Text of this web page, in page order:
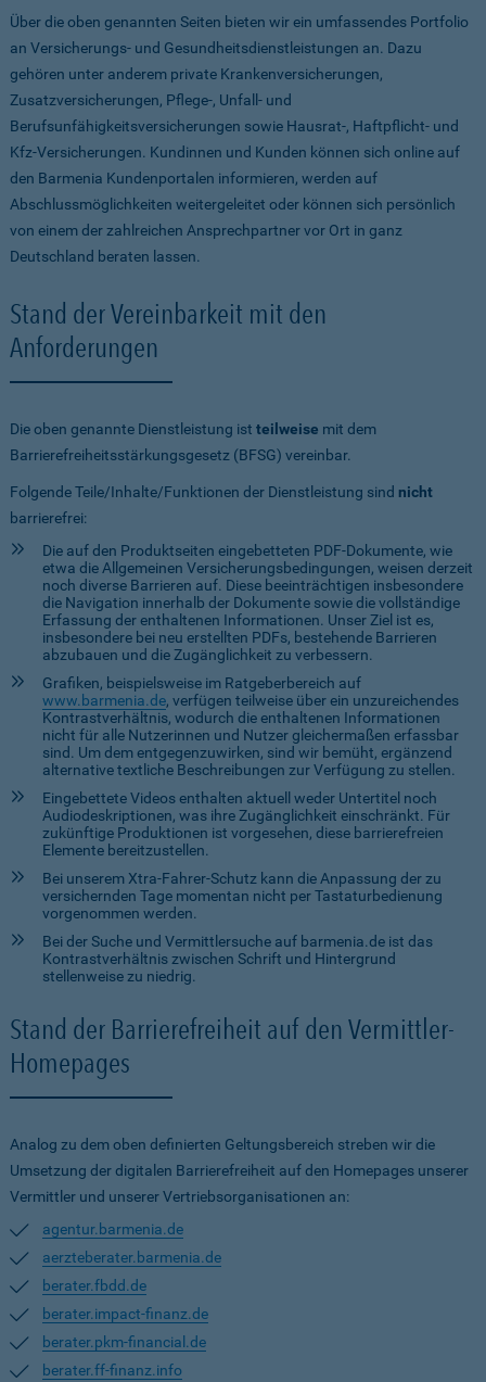
Über die oben genannten Seiten bieten wir ein umfassendes Portfolio
an Versicherungs- und Gesundheitsdienstleistungen an. Dazu
gehören unter anderem private Krankenversicherungen,
Zusatzversicherungen, Pflege-, Unfall- und
Berufsunfähigkeitsversicherungen sowie Hausrat-, Haftpflicht- und
Kfz-Versicherungen. Kundinnen und Kunden können sich online auf
den Barmenia Kundenportalen informieren, werden auf
Abschlussmöglichkeiten weitergeleitet oder können sich persönlich
von einem der zahlreichen Ansprechpartner vor Ort in ganz
Deutschland beraten lassen.
Stand der Vereinbarkeit mit den
Anforderungen
Die oben genannte Dienstleistung ist teilweise mit dem
Barrierefreiheitsstärkungsgesetz (BFSG) vereinbar.
Folgende Teile/Inhalte/Funktionen der Dienstleistung sind nicht
barrierefrei:
Die auf den Produktseiten eingebetteten PDF-Dokumente, wie
etwa die Allgemeinen Versicherungsbedingungen, weisen derzeit
noch diverse Barrieren auf. Diese beeinträchtigen insbesondere
die Navigation innerhalb der Dokumente sowie die vollständige
Erfassung der enthaltenen Informationen. Unser Ziel ist es,
insbesondere bei neu erstellten PDFs, bestehende Barrieren
abzubauen und die Zugänglichkeit zu verbessern.
Grafiken, beispielsweise im Ratgeberbereich auf
www.barmenia.de, verfügen teilweise über ein unzureichendes
Kontrastverhältnis, wodurch die enthaltenen Informationen
nicht für alle Nutzerinnen und Nutzer gleichermaßen erfassbar
sind. Um dem entgegenzuwirken, sind wir bemüht, ergänzend
alternative textliche Beschreibungen zur Verfügung zu stellen.
Eingebettete Videos enthalten aktuell weder Untertitel noch
Audiodeskriptionen, was ihre Zugänglichkeit einschränkt. Für
zukünftige Produktionen ist vorgesehen, diese barrierefreien
Elemente bereitzustellen.
Bei unserem Xtra-Fahrer-Schutz kann die Anpassung der zu
versichernden Tage momentan nicht per Tastaturbedienung
vorgenommen werden.
Bei der Suche und Vermittlersuche auf barmenia.de ist das
Kontrastverhältnis zwischen Schrift und Hintergrund
stellenweise zu niedrig.
Stand der Barrierefreiheit auf den Vermittler-
Homepages
Analog zu dem oben definierten Geltungsbereich streben wir die
Umsetzung der digitalen Barrierefreiheit auf den Homepages unserer
Vermittler und unserer Vertriebsorganisationen an:
agentur.barmenia.de
aerzteberater.barmenia.de
berater.fbdd.de
berater.impact-finanz.de
berater.pkm-financial.de
berater.ff-finanz.info